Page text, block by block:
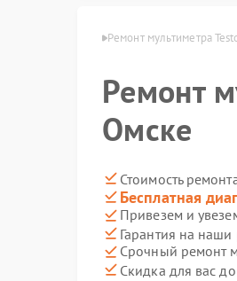
Testo в Омске Ремонт мультиметра
Ремонт
Омске
Стоимость
Бесплатная
Привезем и
Гарантия на
Срочный ремонт
Скидка для вас до